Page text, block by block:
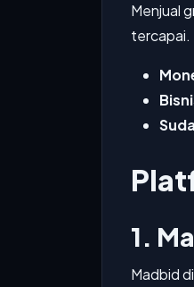
Menjual
tercapai.
1.
Madbid